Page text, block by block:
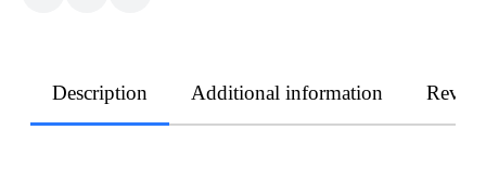
Description Additional information